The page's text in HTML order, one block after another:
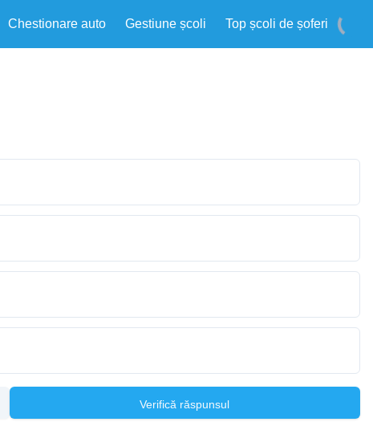
Chestionare auto Gestiune școli Top școli de șoferi
Verifică răspunsul